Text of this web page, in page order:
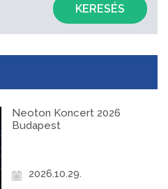
KERESÉS
Neoton Koncert 2026
Budapest
2026.10.29.